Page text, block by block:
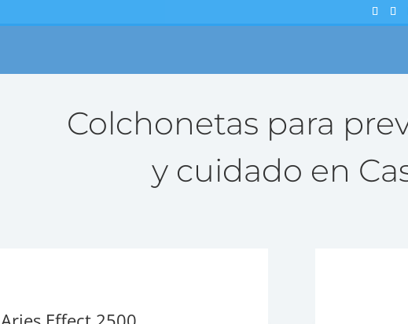
Colchonetas para
y cuidado en